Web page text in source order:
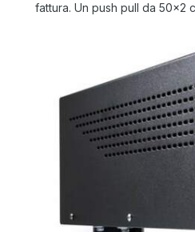
fattura. Un push pull da 50x2